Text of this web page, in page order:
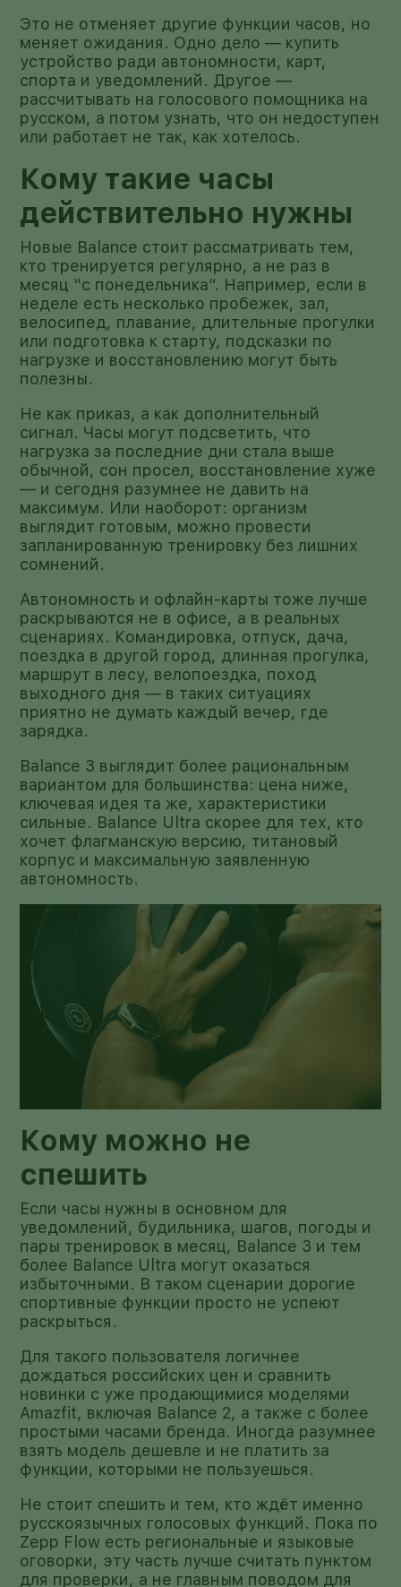
Это не отменяет другие функции часов, но
меняет ожидания. Одно дело — купить
устройство ради автономности, карт,
спорта и уведомлений. Другое —
рассчитывать на голосового помощника на
русском, а потом узнать, что он недоступен
или работает не так, как хотелось.
Кому такие часы
действительно нужны
Новые Balance стоит рассматривать тем,
кто тренируется регулярно, а не раз в
месяц “с понедельника”. Например, если в
неделе есть несколько пробежек, зал,
велосипед, плавание, длительные прогулки
или подготовка к старту, подсказки по
нагрузке и восстановлению могут быть
полезны.
Не как приказ, а как дополнительный
сигнал. Часы могут подсветить, что
нагрузка за последние дни стала выше
обычной, сон просел, восстановление хуже
— и сегодня разумнее не давить на
максимум. Или наоборот: организм
выглядит готовым, можно провести
запланированную тренировку без лишних
сомнений.
Автономность и офлайн-карты тоже лучше
раскрываются не в офисе, а в реальных
сценариях. Командировка, отпуск, дача,
поездка в другой город, длинная прогулка,
маршрут в лесу, велопоездка, поход
выходного дня — в таких ситуациях
приятно не думать каждый вечер, где
зарядка.
Balance 3 выглядит более рациональным
вариантом для большинства: цена ниже,
ключевая идея та же, характеристики
сильные. Balance Ultra скорее для тех, кто
хочет флагманскую версию, титановый
корпус и максимальную заявленную
автономность.
Кому можно не
спешить
Если часы нужны в основном для
уведомлений, будильника, шагов, погоды и
пары тренировок в месяц, Balance 3 и тем
более Balance Ultra могут оказаться
избыточными. В таком сценарии дорогие
спортивные функции просто не успеют
раскрыться.
Для такого пользователя логичнее
дождаться российских цен и сравнить
новинки с уже продающимися моделями
Amazfit, включая Balance 2, а также с более
простыми часами бренда. Иногда разумнее
взять модель дешевле и не платить за
функции, которыми не пользуешься.
Не стоит спешить и тем, кто ждёт именно
русскоязычных голосовых функций. Пока по
Zepp Flow есть региональные и языковые
оговорки, эту часть лучше считать пунктом
для проверки, а не главным поводом для